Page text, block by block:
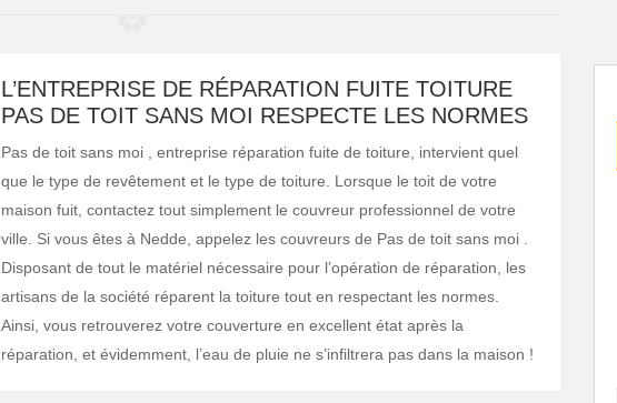
L’ENTREPRISE DE RÉPARATION FUITE TOITURE
PAS DE TOIT SANS MOI RESPECTE LES NORMES
Pas de toit sans moi , entreprise réparation fuite de toiture, intervient quel
que le type de revêtement et le type de toiture. Lorsque le toit de votre
maison fuit, contactez tout simplement le couvreur professionnel de votre
ville. Si vous êtes à Nedde, appelez les couvreurs de Pas de toit sans moi .
Disposant de tout le matériel nécessaire pour l’opération de réparation, les
artisans de la société réparent la toiture tout en respectant les normes.
Ainsi, vous retrouverez votre couverture en excellent état après la
réparation, et évidemment, l’eau de pluie ne s’infiltrera pas dans la maison !